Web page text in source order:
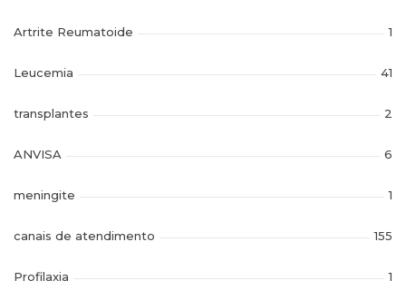
Artrite Reumatoide 1
Leucemia 41
transplantes 2
ANVISA 6
meningite 1
canais de atendimento 155
Profilaxia 1